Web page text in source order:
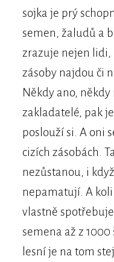
sojka je prý
semen, žaludů a
zrazuje nejen lidi,
zásoby najdou či
Někdy ano,
zakladatelé, pak
poslouží si. A oni
cizích zásobách.
nezůstanou, i
nepamatují. A
vlastně
semena až z
lesní je na tom